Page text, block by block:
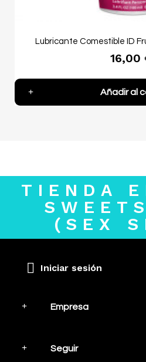
Lubricante Comestible ID
16,00
Añadir al
TIENDA
(SEX
Iniciar sesión
Empresa
Seguir